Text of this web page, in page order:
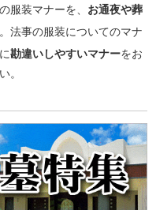
服装マナーを、 お通夜や葬
法事の服装についてのマナ
勘違いしやすいマナーをお
。